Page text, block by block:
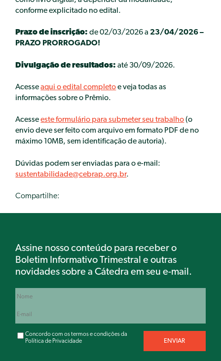
conforme explicitado no edital.
Prazo de inscrição: de 02/03/2026 a 23/04/2026 –
PRAZO PRORROGADO!
Divulgação de resultados: até 30/09/2026.
Acesseaqui o edital completoe veja todas as
informações sobre o Prêmio.
Acesseeste formulário para submeter seu trabalho(o
envio deve ser feito com arquivo em formato PDF de no
máximo 10MB,sem identificação de autoria).
Dúvidas podem ser enviadas para o e-mail:
sustentabilidade@cebrap.org.br.
Compartilhe:
Assine nosso conteúdo para receber o
Boletim Informativo Trimestral e outras
novidades sobre a Cátedra em seu e-mail.
Concordo com os termos e condições da
Política de Privacidade